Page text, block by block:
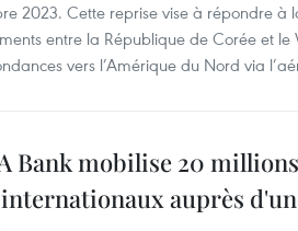
2023. Cette reprise vise à répondre à
entre la République de Corée et le
vers l’Amérique du Nord via
Bank mobilise 20
auprès